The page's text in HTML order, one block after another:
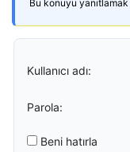
Bu konuyu yanıtlamak
Kullanıcı adı:
Parola:
Beni hatırla